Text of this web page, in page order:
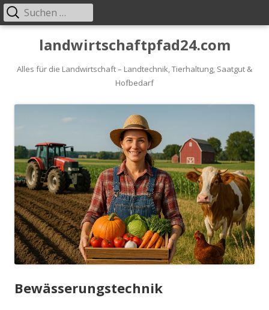
Inhalt
landwirtschaftpfad24.com
Alles für die Landwirtschaft – Landtechnik, Tierhaltung, Saatgut &
Hofbedarf
Primäres
Menü
Suche
nach:
Bewässerungstechnik